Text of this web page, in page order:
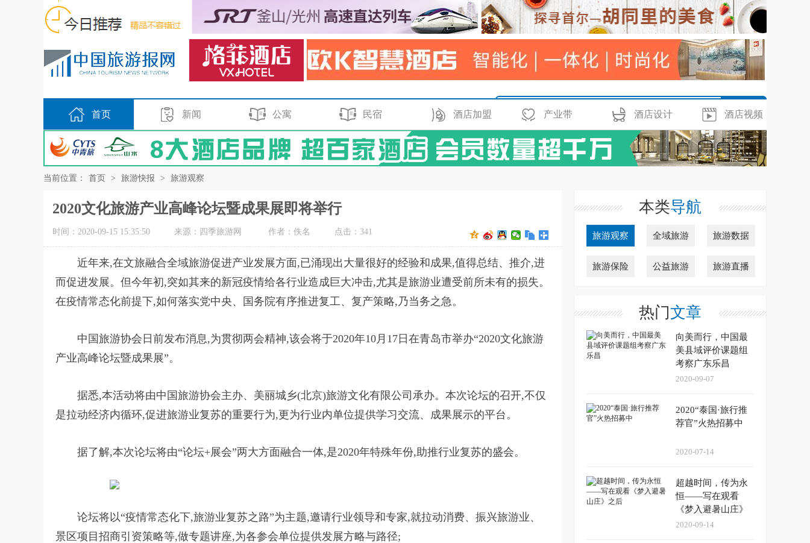
首页 新闻 公寓 民宿 酒店加盟 产业带 酒店设计 酒店视频
当前位置： 首页 > 旅游快报 > 旅游观察
2020文化旅游产业高峰论坛暨成果展即将举行
时间：2020-09-15 15:35:50 来源：四季旅游网 作者：佚名 点击： 341
近年来,在文旅融合全域旅游促进产业发展方面,已涌现出大量很好的经验和成果,值得总结、推介,进
而促进发展。但今年初,突如其来的新冠疫情给各行业造成巨大冲击,尤其是旅游业遭受前所未有的损失。
在疫情常态化前提下,如何落实党中央、国务院有序推进复工、复产策略,乃当务之急。
中国旅游协会日前发布消息,为贯彻两会精神,该会将于2020年10月17日在青岛市举办“2020文化旅游
产业高峰论坛暨成果展”。
据悉,本活动将由中国旅游协会主办、美丽城乡(北京)旅游文化有限公司承办。本次论坛的召开,不仅
是拉动经济内循环,促进旅游业复苏的重要行为,更为行业内单位提供学习交流、成果展示的平台。
据了解,本次论坛将由“论坛+展会”两大方面融合一体,是2020年特殊年份,助推行业复苏的盛会。
论坛将以“疫情常态化下,旅游业复苏之路”为主题,邀请行业领导和专家,就拉动消费、振兴旅游业、
景区项目招商引资策略等,做专题讲座,为各参会单位提供发展方略与路径;
本类导航
旅游观察 全域旅游 旅游数据
旅游保险 公益旅游 旅游直播
热门文章
向美而行，中国最
美县域评价课题组
考察广东乐昌
2020-09-07
2020“泰国·旅行推
荐官”火热招募中
2020-07-14
超越时间，传为永
恒——写在观看
《梦入避暑山庄》
之后
2020-09-14